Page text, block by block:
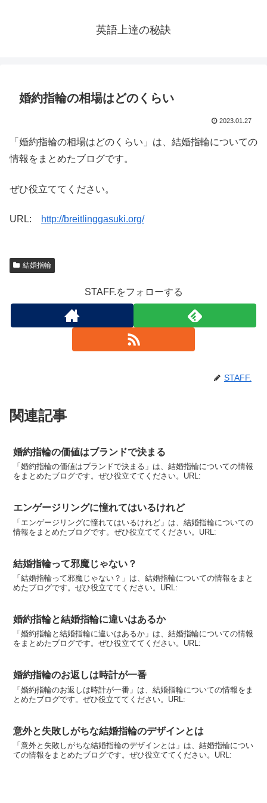
英語上達の秘訣
婚約指輪の相場はどのくらい
2023.01.27
「婚約指輪の相場はどのくらい」は、結婚指輪についての
情報をまとめたブログです。
ぜひ役立ててください。
URL: http://breitlinggasuki.org/
結婚指輪
STAFF.をフォローする
STAFF.
関連記事
婚約指輪の価値はブランドで決まる
「婚約指輪の価値はブランドで決まる」は、結婚指輪についての情報
をまとめたブログです。ぜひ役立ててください。URL:
エンゲージリングに憧れてはいるけれど
「エンゲージリングに憧れてはいるけれど」は、結婚指輪についての
情報をまとめたブログです。ぜひ役立ててください。URL:
結婚指輪って邪魔じゃない？
「結婚指輪って邪魔じゃない？」は、結婚指輪についての情報をまと
めたブログです。ぜひ役立ててください。URL:
婚約指輪と結婚指輪に違いはあるか
「婚約指輪と結婚指輪に違いはあるか」は、結婚指輪についての情報
をまとめたブログです。ぜひ役立ててください。URL:
婚約指輪のお返しは時計が一番
「婚約指輪のお返しは時計が一番」は、結婚指輪についての情報をま
とめたブログです。ぜひ役立ててください。URL:
意外と失敗しがちな結婚指輪のデザインとは
「意外と失敗しがちな結婚指輪のデザインとは」は、結婚指輪につい
ての情報をまとめたブログです。ぜひ役立ててください。URL: